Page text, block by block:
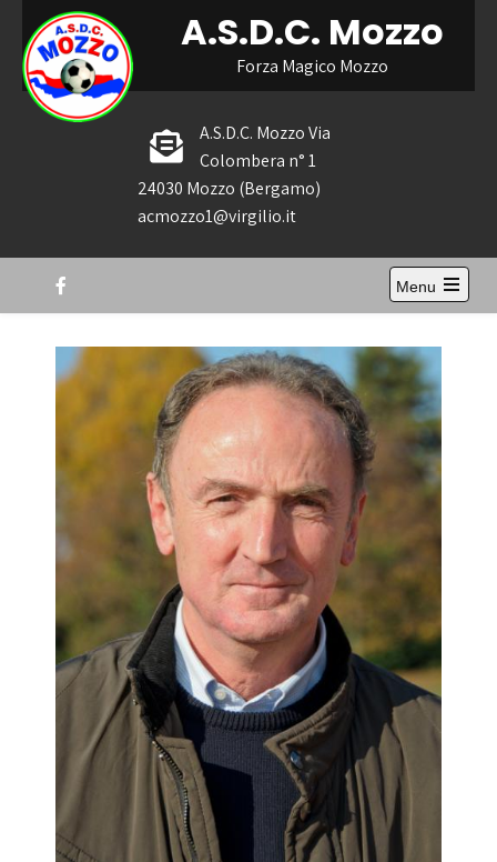
content
A.S.D.C. Mozzo
Forza Magico Mozzo
A.S.D.C. Mozzo Via
Colombera n° 1
24030 Mozzo (Bergamo)
acmozzo1@virgilio.it
Menu
Open
menu